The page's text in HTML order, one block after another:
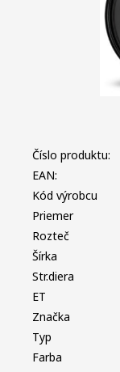
Číslo produktu:
EAN:
Kód výrobcu
Priemer
Rozteč
Šírka
Str.diera
ET
Značka
Typ
Farba